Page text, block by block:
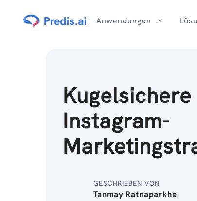
Anwendungen
Kugelsichere
Instagram-
GESCHRIEBEN VON
Tanmay Ratnaparkhe